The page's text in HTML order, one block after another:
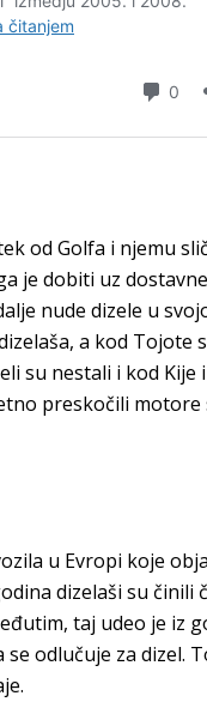
od Golfa i njemu
je dobiti uz
nude dizele u
a kod Tojote
su nestali i kod Kije
preskočili motore
u Evropi koje
dizelaši su činili
taj udeo je iz
odlučuje za dizel.